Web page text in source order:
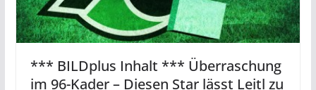
*** BILDplus Inhalt *** Überraschung
im 96-Kader – Diesen Star lässt Leitl zu